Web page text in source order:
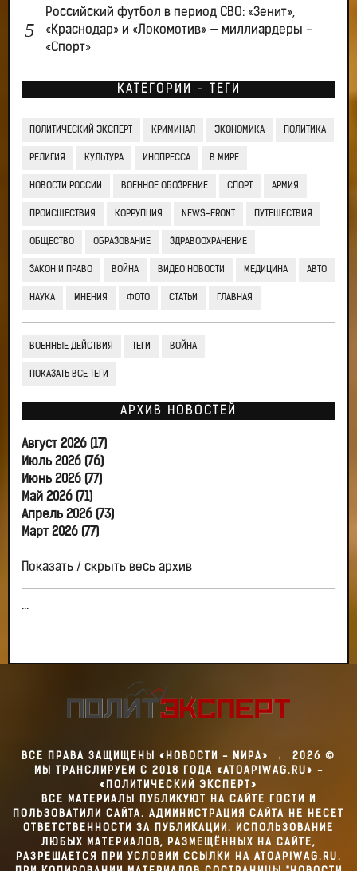
Российский футбол в период СВО: «Зенит»,
«Краснодар» и «Локомотив» — миллиардеры -
«Спорт»
КАТЕГОРИИ - ТЕГИ
ПОЛИТИЧЕСКИЙ ЭКСПЕРТ КРИМИНАЛ ЭКОНОМИКА ПОЛИТИКА
РЕЛИГИЯ КУЛЬТУРА ИНОПРЕССА В МИРЕ
НОВОСТИ РОССИИ ВОЕННОЕ ОБОЗРЕНИЕ СПОРТ АРМИЯ
ПРОИСШЕСТВИЯ КОРРУПЦИЯ NEWS-FRONT ПУТЕШЕСТВИЯ
ОБЩЕСТВО ОБРАЗОВАНИЕ ЗДРАВООХРАНЕНИЕ
ЗАКОН И ПРАВО ВОЙНА ВИДЕО НОВОСТИ МЕДИЦИНА АВТО
НАУКА МНЕНИЯ ФОТО СТАТЬИ ГЛАВНАЯ
ВОЕННЫЕ ДЕЙСТВИЯ ТЕГИ ВОЙНА
ПОКАЗАТЬ ВСЕ ТЕГИ
АРХИВ НОВОСТЕЙ
Август 2026 (17)
Июль 2026 (76)
Июнь 2026 (77)
Май 2026 (71)
Апрель 2026 (73)
Март 2026 (77)
Показать / скрыть весь архив
...
ВСЕ ПРАВА ЗАЩИЩЕНЫ «НОВОСТИ - МИРА» → 2026 ©
МЫ ТРАНСЛИРУЕМ С 2018 ГОДА «ATOAPIWAG.RU» -
«ПОЛИТИЧЕСКИЙ ЭКСПЕРТ»
ВСЕ МАТЕРИАЛЫ ПУБЛИКУЮТ НА САЙТЕ ГОСТИ И
ПОЛЬЗОВАТИЛИ САЙТА. АДМИНИСТРАЦИЯ САЙТА НЕ НЕСЕТ
ОТВЕТСТВЕННОСТИ ЗА ПУБЛИКАЦИИ. ИСПОЛЬЗОВАНИЕ
ЛЮБЫХ МАТЕРИАЛОВ, РАЗМЕЩЁННЫХ НА САЙТЕ,
РАЗРЕШАЕТСЯ ПРИ УСЛОВИИ ССЫЛКИ НА ATOAPIWAG.RU.